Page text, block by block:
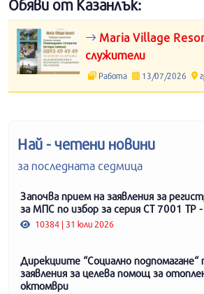
Обяви от Казанлък:
Maria Village
служители
Работа 13/07/2026
Най - четени новини
за последната седмица
Започва прием на заявления за
за МПС по избор за серия СТ 7001 ТР
10384 | 31 юли 2026
Дирекциите “Социално
заявления за целева помощ за
октомври